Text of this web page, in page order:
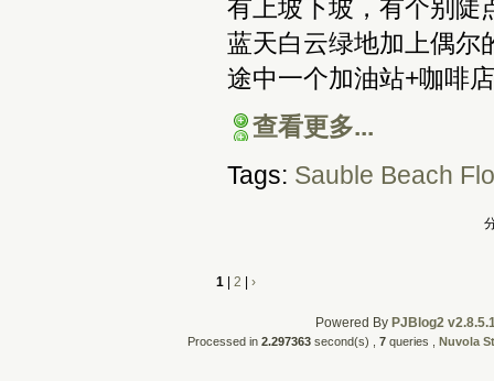
有上坡下坡，有个别陡
蓝天白云绿地加上偶尔
途中一个加油站+咖啡
查看更多...
Tags: Sauble Beach
1 2 ›
Powered By PJBlog2
Processed in 2.297363 second(s) , 7 queries , Nuvola